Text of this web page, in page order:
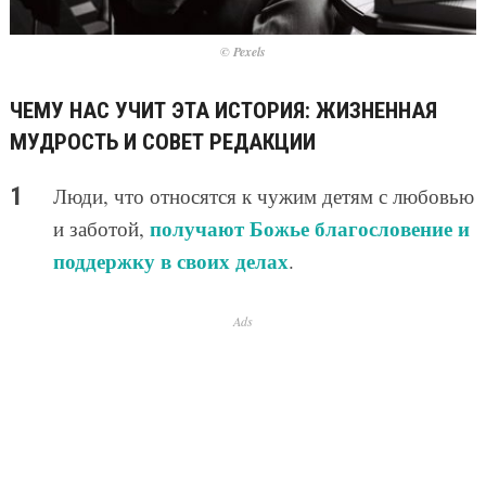
© Pexels
ЧЕМУ НАС УЧИТ ЭТА ИСТОРИЯ: ЖИЗНЕННАЯ
МУДРОСТЬ И СОВЕТ РЕДАКЦИИ
Люди, что относятся к чужим детям с любовью
и заботой, получают Божье благословение и
поддержку в своих делах.
Ads